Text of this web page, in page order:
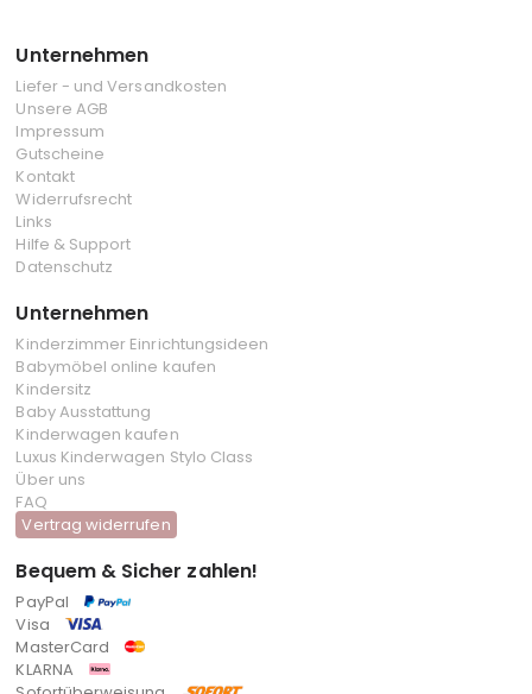
Unternehmen
Liefer - und Versandkosten
Unsere AGB
Impressum
Gutscheine
Kontakt
Widerrufsrecht
Links
Hilfe & Support
Datenschutz
Unternehmen
Kinderzimmer Einrichtungsideen
Babymöbel online kaufen
Kindersitz
Baby Ausstattung
Kinderwagen kaufen
Luxus Kinderwagen Stylo Class
Über uns
FAQ
Vertrag widerrufen
Bequem & Sicher zahlen!
PayPal
Visa
MasterCard
KLARNA